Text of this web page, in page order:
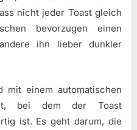
nicht jeder Toast gleich
bevorzugen einen
ihn lieber dunkler
mit einem automatischen
bei dem der Toast
ist. Es geht darum, die